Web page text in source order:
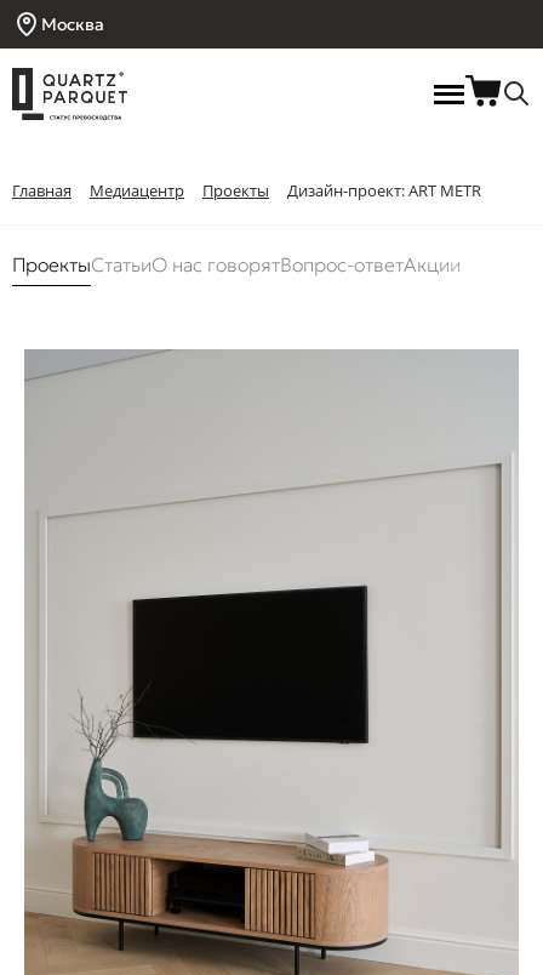
Москва
Главная Медиацентр Проекты Дизайн-проект: ART METR
ПроектыСтатьиО нас говорятВопрос-ответАкции